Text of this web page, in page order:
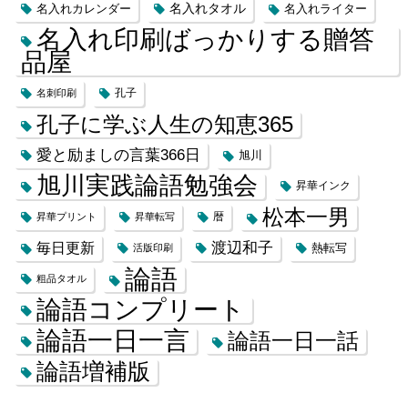
名入れカレンダー 名入れタオル 名入れライター
名入れ印刷ばっかりする贈答
品屋
名刺印刷 孔子
孔子に学ぶ人生の知恵365
愛と励ましの言葉366日 旭川
旭川実践論語勉強会 昇華インク
昇華プリント 昇華転写 暦 松本一男
毎日更新 活版印刷 渡辺和子 熱転写
粗品タオル 論語
論語コンプリート
論語一日一言
論語一日一話
論語増補版